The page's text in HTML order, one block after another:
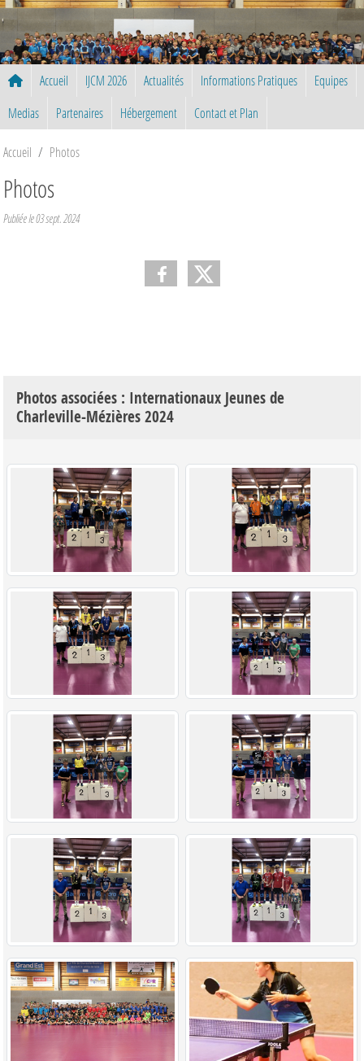
Accueil IJCM 2026 Actualités Informations Pratiques
Equipes
Medias
Partenaires Hébergement Contact et Plan
Accueil Photos
Photos
Publiée le03 sept. 2024
Photos associées : Internationaux Jeunes de
Charleville-Mézières 2024
Panneau de gestion des cookies